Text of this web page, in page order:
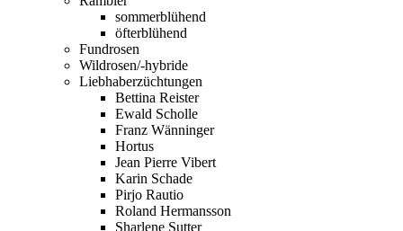
sommerblühend
öfterblühend
Fundrosen
Wildrosen/-hybride
Liebhaberzüchtungen
Bettina Reister
Ewald Scholle
Franz Wänninger
Hortus
Jean Pierre Vibert
Karin Schade
Pirjo Rautio
Roland Hermansson
Sharlene Sutter